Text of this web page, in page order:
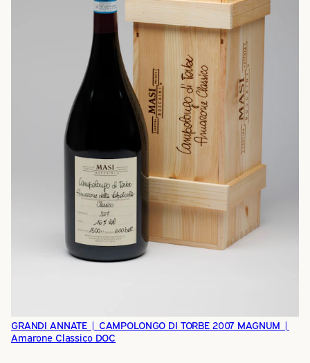
GRANDI ANNATE | CAMPOLONGO DI TORBE 2007 MAGNUM |
Amarone Classico DOC